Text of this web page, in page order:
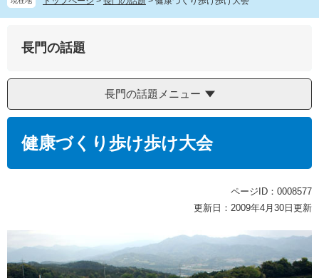
へ
長門の話題
長門の話題メニュー
健康づくり歩け歩け大会
ページID：0008577
更新日：2009年4月30日更新